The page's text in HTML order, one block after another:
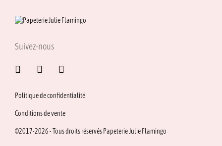
Suivez-nous
Politique de confidentialité
Conditions de vente
©2017-2026 - Tous droits réservés Papeterie Julie Flamingo